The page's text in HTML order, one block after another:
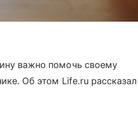
важно помочь своему
Об этом Life.ru рассказал